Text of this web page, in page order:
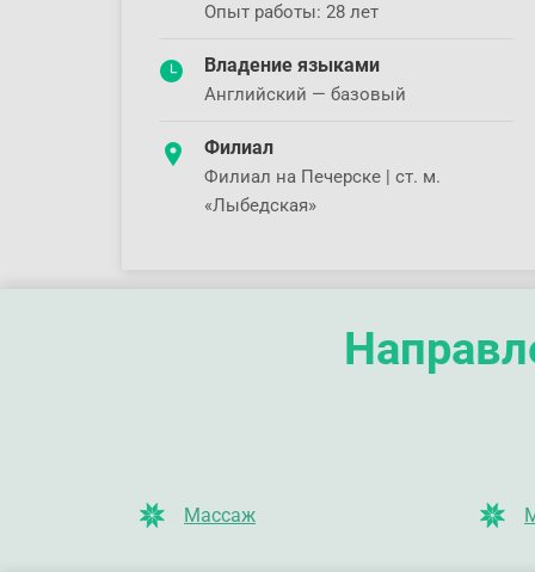
Опыт работы: 28 лет
Владение языками
Английский — базовый
Филиал
Филиал на Печерске | ст. м.
«Лыбедская»
Массаж